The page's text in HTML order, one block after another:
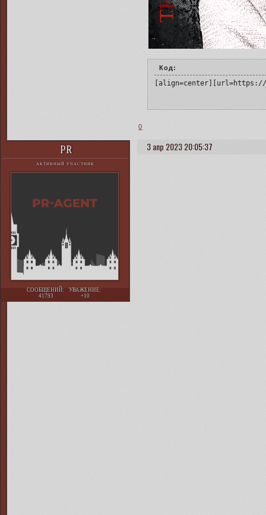
Код:
[align=center][url=https://
0
3 апр 2023 20:05:37
PR
АКТИВНЫЙ УЧАСТНИК
СООБЩЕНИЙ:
41793
УВАЖЕНИЕ:
+10